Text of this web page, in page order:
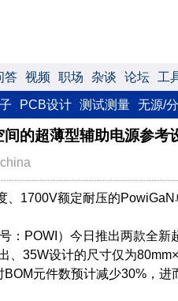
答 视频 职场 杂谈 论坛 工
PCB设计 测试测量 无源/
的超薄型辅助电源参
、1700V额定耐压的
：POWI）今日推出两款全
、35W设计的尺寸仅为
元件数预计减少30%，